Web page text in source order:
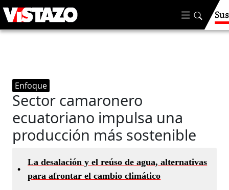
Enfoque
Sector camaronero
ecuatoriano impulsa una
producción más sostenible
•
La desalación y el reúso de agua, alternativas
para afrontar el cambio climático